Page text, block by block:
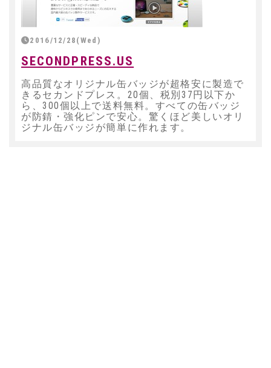
2016/12/28(Wed)
SECONDPRESS.US
高品質なオリジナル缶バッジが超格安に製造で
きるセカンドプレス。20個、税別37円以下か
ら、300個以上で送料無料。すべての缶バッジ
が防錆・強化ピンで安心。驚くほど美しいオリ
ジナル缶バッジが簡単に作れます。